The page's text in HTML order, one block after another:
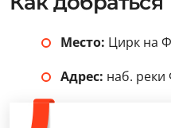
Место: Цирк на
Адрес: наб.